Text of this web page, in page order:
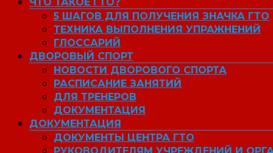
5 ШАГОВ ДЛЯ ПОЛУЧЕНИЯ ЗНАЧКА ГТО
ТЕХНИКА ВЫПОЛНЕНИЯ УПРАЖНЕНИЙ
ГЛОССАРИЙ
ДВОРОВЫЙ СПОРТ
НОВОСТИ ДВОРОВОГО СПОРТА
РАСПИСАНИЕ ЗАНЯТИЙ
ДЛЯ ТРЕНЕРОВ
ДОКУМЕНТАЦИЯ
ДОКУМЕНТАЦИЯ
ДОКУМЕНТЫ ЦЕНТРА ГТО